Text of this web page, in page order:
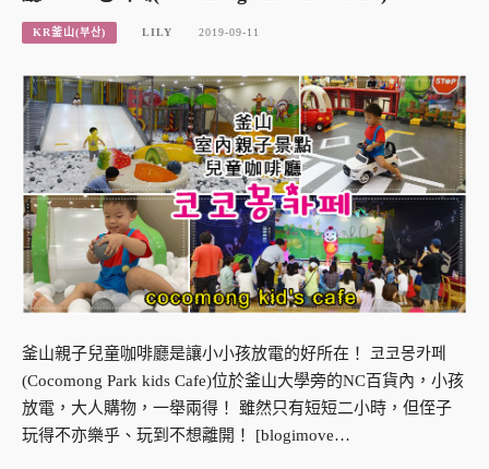
KR釜山(부산) LILY 2019-09-11
釜山親子兒童咖啡廳是讓小小孩放電的好所在！ 코코몽카페
(Cocomong Park kids Cafe)位於釜山大學旁的NC百貨內，小孩
放電，大人購物，一舉兩得！ 雖然只有短短二小時，但侄子
玩得不亦樂乎、玩到不想離開！ [blogimove…